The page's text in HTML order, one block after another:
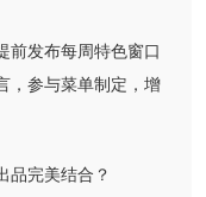
前发布每周特色窗口
，参与菜单制定，增
品完美结合？